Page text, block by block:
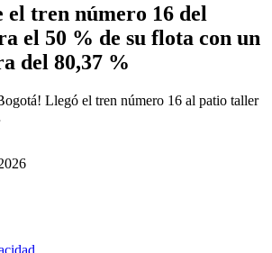
el tren número 16 del
el 50 % de su flota con un
del 80,37 %
Llegó el tren número 16 al patio taller